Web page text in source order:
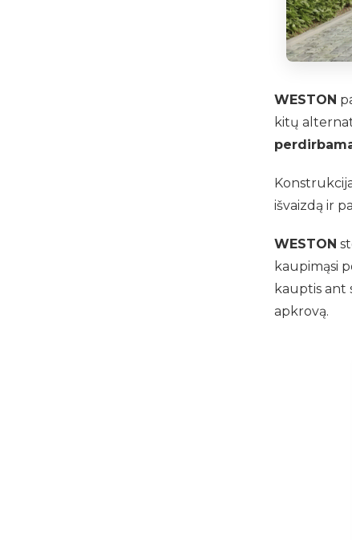
WESTON
kitų
išvaizdą ir
WESTON
kaupimąsi
kauptis ant
apkrovą.